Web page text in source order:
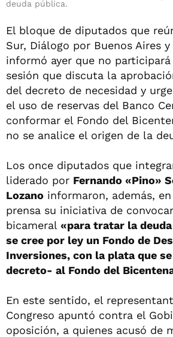
deuda pública.
El bloque de diputados que
Sur, Diálogo por Buenos Aires
informó ayer que no
sesión que discuta la
del decreto de necesidad y
el uso de reservas del Banco
conformar el Fondo del
no se analice el origen de la
Los once diputados que
liderado por Fernando «Pino»
Lozano informaron, además,
prensa su iniciativa de
bicameral «para tratar la
se cree por ley un Fondo de
Inversiones, con la plata que
decreto- al Fondo del
En este sentido, el
Congreso apuntó contra el
oposición, a quienes acusó de